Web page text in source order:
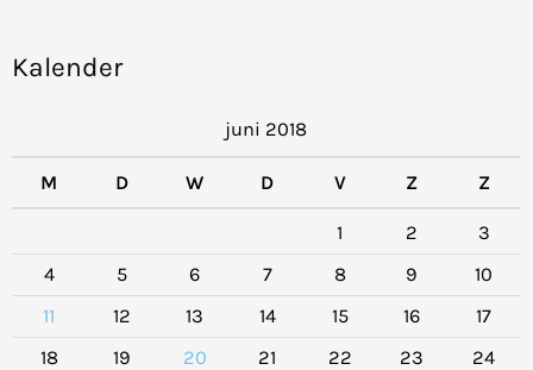
Kalender
juni 2018
M D W D V Z Z
1 2
3
4
5 6 7 8 9
10
11
12 13 14 15 16
17
18
19 20 21 22 23
24